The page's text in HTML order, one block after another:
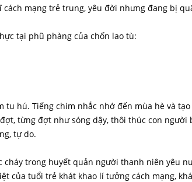
cách mạng trẻ trung, yêu đời nhưng đang bị
tại phũ phàng của chốn lao tù:
hú. Tiếng chim nhắc nhớ đến mùa hè và
từng đợt như sóng dậy, thôi thúc con người
tự do.
trong huyết quản người thanh niên yêu
của tuổi trẻ khát khao lí tưởng cách mạng,